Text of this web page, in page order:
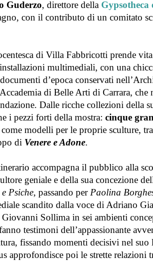
Guderzo, direttore della Gypsotheca
con il contributo di un comitato
di Villa Fabbricotti prende
multimediali, con una
d’epoca conservati
di Belle Arti di Carrara, che
Dalle ricche collezioni della
i pezzi forti della mostra: cinque
modelli per le proprie sculture,
di Venere e Adone.
accompagna il pubblico alla
geniale e della sua concezione
Psiche, passando perPaolina
scandito dalla voce di Adriano
Sollima in sei ambienti
testimoni dell’appassionante
fissando momenti decisivi nel suo
approfondisce poi le strette relazioni